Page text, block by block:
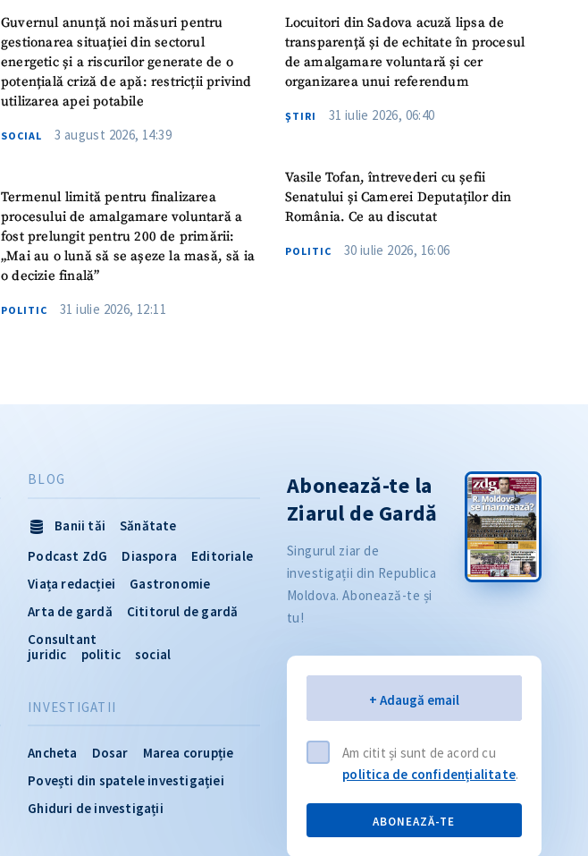
Guvernul anunță noi măsuri pentru
gestionarea situației din sectorul
energetic și a riscurilor generate de o
potențială criză de apă: restricții privind
utilizarea apei potabile
SOCIAL 3 august 2026, 14:39
Termenul limită pentru finalizarea
procesului de amalgamare voluntară a
fost prelungit pentru 200 de primării:
„Mai au o lună să se așeze la masă, să ia
o decizie finală”
POLITIC 31 iulie 2026, 12:11
Locuitori din Sadova acuză lipsa de
transparență și de echitate în procesul
de amalgamare voluntară și cer
organizarea unui referendum
ŞTIRI 31 iulie 2026, 06:40
Vasile Tofan, întrevederi cu șefii
Senatului și Camerei Deputaților din
România. Ce au discutat
POLITIC 30 iulie 2026, 16:06
INVESTIGATII
Ancheta Dosar
Marea corupție
Povești din spatele investigației
Ghiduri de investigații
BLOG
Banii tăi
Sănătate
Podcast ZdG
Diaspora
Editoriale
Viața redacției
Gastronomie
Arta de gardă
Cititorul de gardă
Consultant
juridic
politic social
Abonează-te la
Ziarul de Gardă
Singurul ziar de
investigații din Republica
Moldova. Abonează-te și
tu!
+ Adaugă email
Am citit și sunt de acord cu
politica de confidențialitate.
ABONEAZĂ-TE